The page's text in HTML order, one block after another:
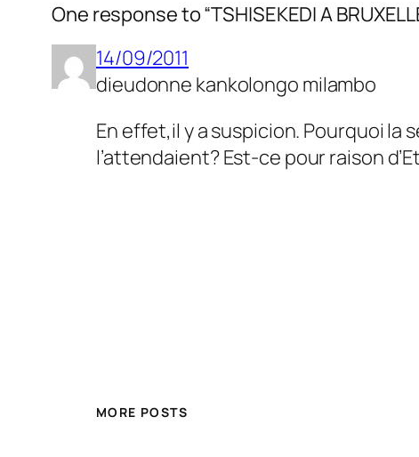
One response to “TSHISEKEDI A
14/09/2011
dieudonne kankolongo milambo
En effet,il y a suspicion. Pourquoi
l’attendaient? Est-ce pour raison
MORE POSTS